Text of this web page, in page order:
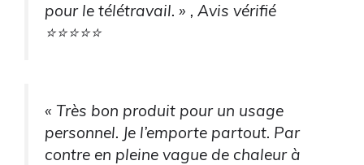
pour le télétravail. » , Avis vérifié
⭐⭐⭐⭐⭐
« Très bon produit pour un usage
personnel. Je l’emporte partout. Par
contre en pleine vague de chaleur à